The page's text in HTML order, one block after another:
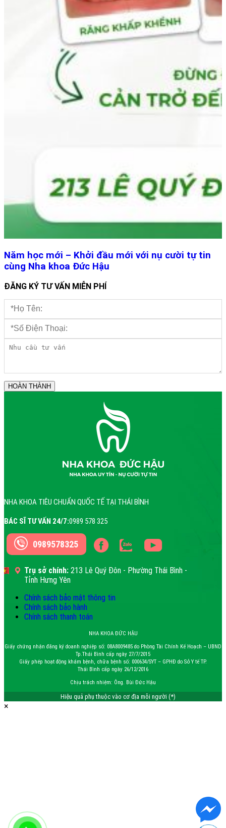
Năm học mới – Khởi đầu mới với nụ cười tự tin
cùng Nha khoa Đức Hậu
ĐĂNG KÝ TƯ VẤN MIỄN PHÍ
NHA KHOA TIÊU CHUẨN QUỐC TẾ TẠI THÁI BÌNH
BÁC SĨ TƯ VẤN 24/7:0989 578 325
0989578325
Trụ sở chính: 213 Lê Quý Đôn - Phường Thái Bình -
Tỉnh Hưng Yên
Chính sách bảo mật thông tin
Chính sách bảo hành
Chính sách thanh toán
NHA KHOA ĐỨC HẬU
Giấy chứng nhận đăng ký doanh nghiệp số: 08A8009485 do Phòng Tài Chính Kế Hoạch – UBND
Tp.Thái Bình cấp ngày 27/7/2015
Giấy phép hoạt động khám bệnh, chữa bệnh số: 000634/SYT – GPHĐ do Sở Y tế TP.
Thái Bình cấp ngày 26/12/2016
Chịu trách nhiệm: Ông. Bùi Đức Hậu
Hiệu quả phụ thuộc vào cơ địa mỗi người (*)
×